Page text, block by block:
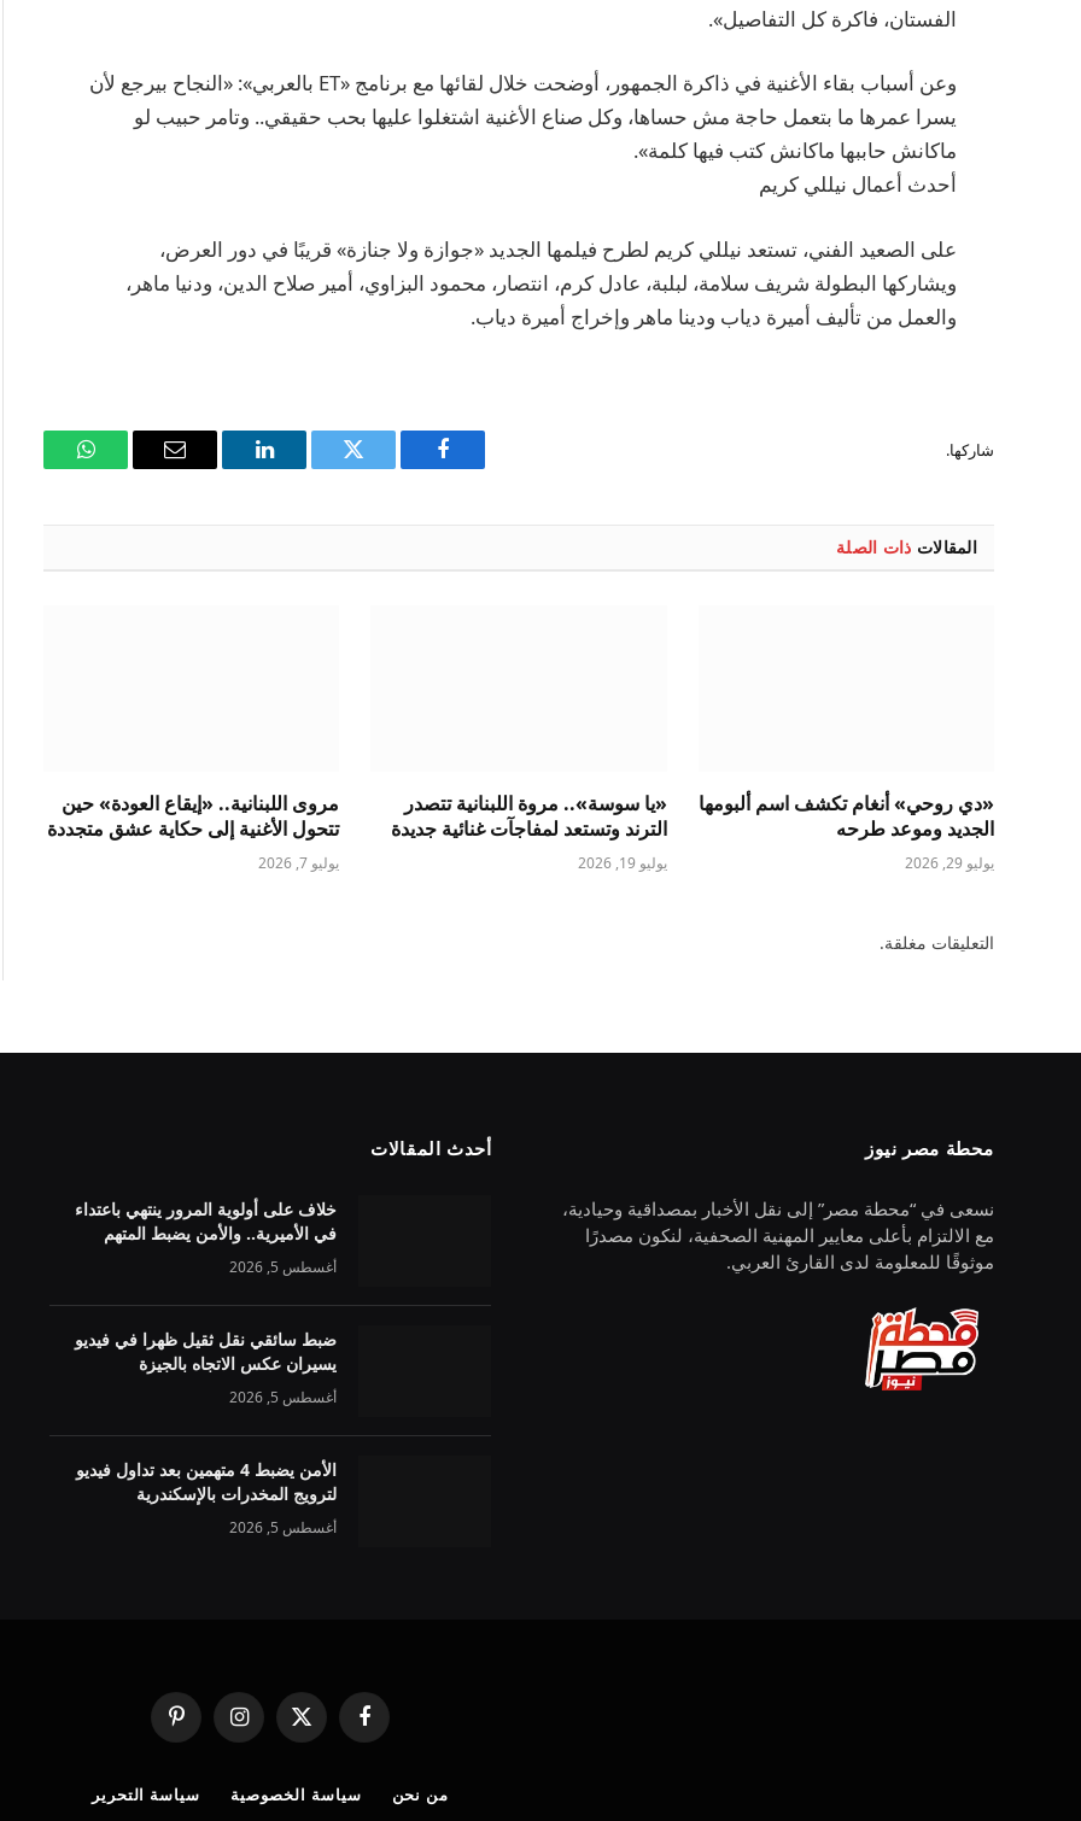
الفستان، فاكرة كل التفاصيل».
وعن أسباب بقاء الأغنية في ذاكرة الجمهور، أوضحت خلال لقائها مع برنامج «ET بالعربي»: «النجاح بيرجع لأن
يسرا عمرها ما بتعمل حاجة مش حساها، وكل صناع الأغنية اشتغلوا عليها بحب حقيقي.. وتامر حبيب لو
ماكانش حاببها ماكانش كتب فيها كلمة».
أحدث أعمال نيللي كريم
على الصعيد الفني، تستعد نيللي كريم لطرح فيلمها الجديد «جوازة ولا جنازة» قريبًا في دور العرض،
ويشاركها البطولة شريف سلامة، لبلبة، عادل كرم، انتصار، محمود البزاوي، أمير صلاح الدين، ودنيا ماهر،
والعمل من تأليف أميرة دياب ودينا ماهر وإخراج أميرة دياب.
شاركها.
فيسبوك
تويتر لينكدإن
البريد
واتساب
المقالات ذات الصلة
«دي روحي» أنغام تكشف اسم ألبومها
الجديد وموعد طرحه
يوليو 29, 2026
«يا سوسة».. مروة اللبنانية تتصدر
الترند وتستعد لمفاجآت غنائية جديدة
يوليو 19, 2026
مروى اللبنانية.. «إيقاع العودة» حين
تتحول الأغنية إلى حكاية عشق متجددة
يوليو 7, 2026
التعليقات مغلقة.
محطة مصر نيوز
نسعى في “محطة مصر” إلى نقل الأخبار بمصداقية وحيادية،
مع الالتزام بأعلى معايير المهنية الصحفية، لنكون مصدرًا
موثوقًا للمعلومة لدى القارئ العربي.
أحدث المقالات
خلاف على أولوية المرور ينتهي باعتداء
في الأميرية.. والأمن يضبط المتهم
أغسطس 5, 2026
ضبط سائقي نقل ثقيل ظهرا في فيديو
يسيران عكس الاتجاه بالجيزة
أغسطس 5, 2026
الأمن يضبط 4 متهمين بعد تداول فيديو
لترويج المخدرات بالإسكندرية
أغسطس 5, 2026
فيسبوك
X
(Twitter)
الانستغرامبينتيريست
من نحن سياسة الخصوصية سياسة التحرير